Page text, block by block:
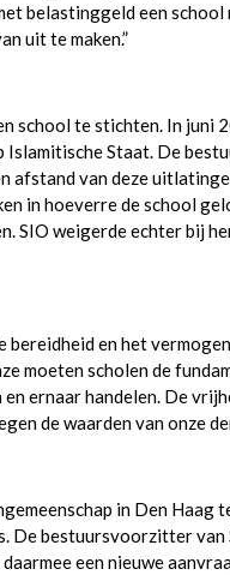
belastinggeld een school
uit te maken.”
school te stichten. In juni
Staat. De
afstand van deze
in hoeverre de school
SIO weigerde echter bij
bereidheid en het
moeten scholen de
ernaar handelen. De
de waarden van onze
in Den Haag
De bestuursvoorzitter van
een nieuwe